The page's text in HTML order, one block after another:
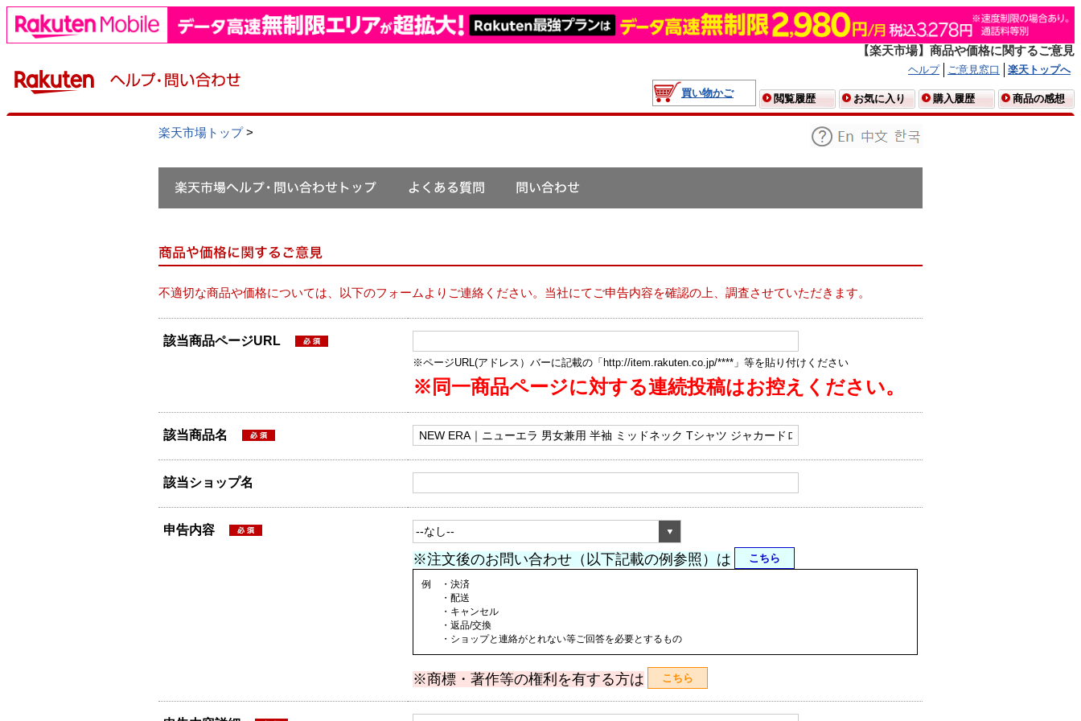
【楽天市場】商品や価格に関するご意見
ヘルプ ご意見窓口
楽天トップへ
買い物かご
閲覧履歴 お気に入り 購入履歴 商品の感想
楽天市場トップ>
不適切な商品や価格については、以下のフォームよりご連絡ください。当社にてご申告内容を確認の上、調査させていただきます。
該当商品ページURL
※ページURL(アドレス）バーに記載の「http://item.rakuten.co.jp/****」等を貼り付けください
※同一商品ページに対する連続投稿はお控えください。
該当商品名
該当ショップ名
申告内容
※注文後のお問い合わせ（以下記載の例参照）は こちら
例 ・決済
・配送
・キャンセル
・返品/交換
・ショップと連絡がとれない等ご回答を必要とするもの
※商標・著作等の権利を有する方は こちら